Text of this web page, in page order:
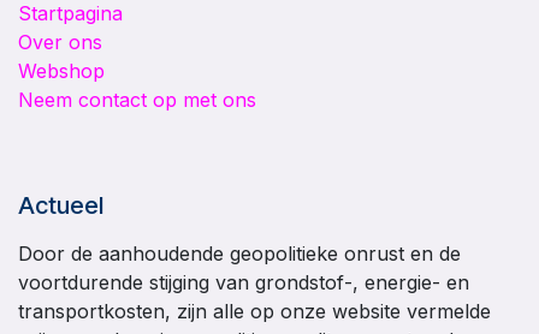
Startpagina
Over ons
Webshop
Neem contact op met ons
Actueel
Door de aanhoudende geopolitieke onrust en de
voortdurende stijging van grondstof-, energie- en
transportkosten, zijn alle op onze website vermelde